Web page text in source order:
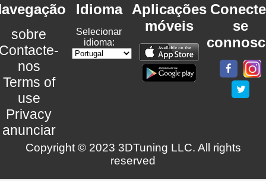
sobre
nos
Terms of
use
Privacy
anunciar
Idioma
Selecionar
idioma:
Aplicações
móveis
se
Copyright © 2023 3DTuning LLC. All rights
reserved